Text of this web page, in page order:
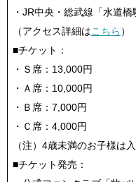
・JR中央・総武線「水道
（アクセス詳細は こちら ）
■チケット：
・Ｓ席：13,000円
・Ａ席：10,000円
・Ｂ席：7,000円
・Ｃ席：4,000円
（注）4歳未満のお子様は
■チケット発売：